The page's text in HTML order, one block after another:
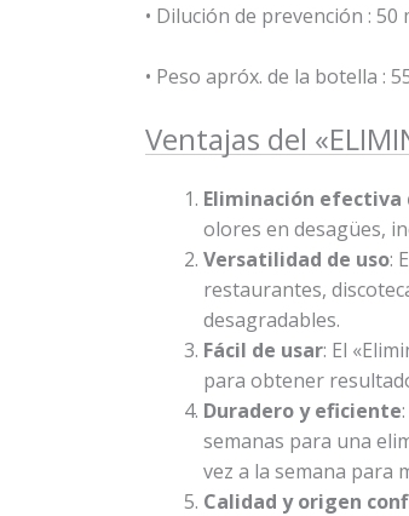
• Dilución de prevención : 50
• Peso apróx. de la botella :
Ventajas del
Eliminación efectiva
olores en desagües,
Versatilidad de uso:
restaurantes,
desagradables.
Fácil de usar: El
para obtener
Duradero y eficiente
semanas para una
vez a la semana para
Calidad y origen